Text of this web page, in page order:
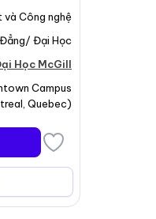
và Công nghệ
Đại Học
Học McGill
Campus
Quebec)